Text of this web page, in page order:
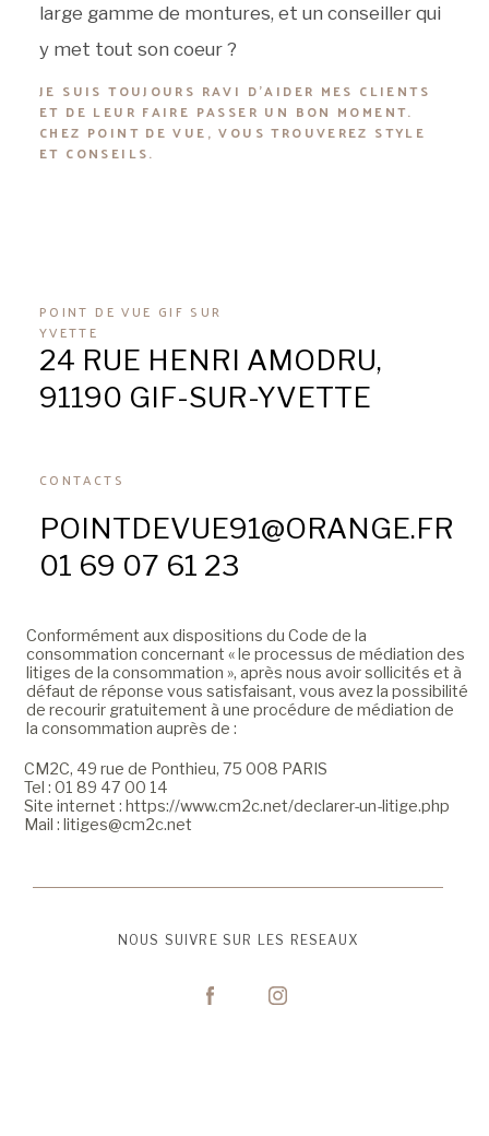
large gamme de montures, et un conseiller qui
y met tout son coeur ?
JE SUIS TOUJOURS RAVI D'AIDER MES CLIENTS
ET DE LEUR FAIRE PASSER UN BON MOMENT.
CHEZ POINT DE VUE, VOUS TROUVEREZ STYLE
ET CONSEILS.
CONTACTS
POINT DE VUE GIF SUR
YVETTE
POINTDEVUE91@ORANGE.FR
01 69 07 61 23
24 RUE HENRI AMODRU,
91190 GIF-SUR-YVETTE
Conformément aux dispositions du Code de la
consommation concernant « le processus de médiation des
litiges de la consommation », après nous avoir sollicités et à
défaut de réponse vous satisfaisant, vous avez la possibilité
de recourir gratuitement à une procédure de médiation de
la consommation auprès de :
CM2C, 49 rue de Ponthieu, 75 008 PARIS
Tel : 01 89 47 00 14
Site internet :https://www.cm2c.net/declarer-un-litige.php
Mail :litiges@cm2c.net
NOUS SUIVRE SUR LES RESEAUX